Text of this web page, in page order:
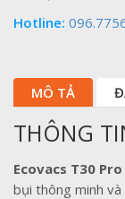
Hotline:
MÔ TẢ
THÔNG
Ecovacs T30
bụi thông minh